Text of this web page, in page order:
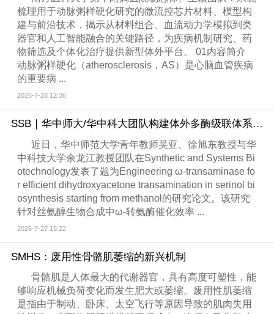
梳理用于动脉粥样硬化研究的微流控芯片材料、模型构
建与前沿技术，揭示从材料组合、血流动力学模拟到类
器官和人工智能融合的关键路径，为疾病机制研究、药
物筛选及个体化治疗提供新型体外平台。 01内容简介
动脉粥样硬化（atherosclerosis，AS）是心脑血管疾病
的重要病 ...
2026-7-28 12:36
SSB｜华中师大/华中科大团队构建体外多酶级联体系，实现甲醇到丝氨醇的高效生物转化
近日，华中师范大学青年教师吴亚、徐旭东教授与华
中科技大学余龙江教授团队在Synthetic and Systems Bi
otechnology发表了题为Engineering ω-transaminase fo
r efficient dihydroxyacetone transamination in serinol bi
osynthesis starting from methanol的研究论文。该研究
针对丝氨醇生物合成中ω-转氨酶催化效率 ...
2026-7-27 15:22
SMHS：废用性骨骼肌萎缩的新兴机制
骨骼肌是人体最大的代谢器官，具有高度可塑性，能
够响应机械负荷变化而发生肥大或萎缩。废用性肌萎缩
是指由于制动、卧床、太空飞行等原因导致的肌肉失用